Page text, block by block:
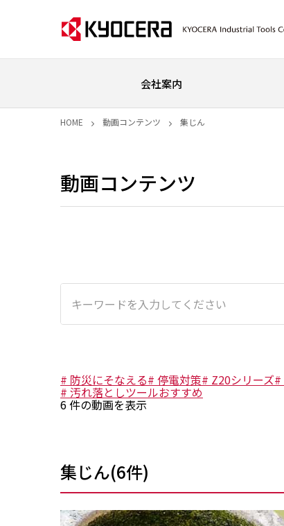
会社案内
HOME 動画コンテンツ 集じん
動画コンテンツ
# 防災にそなえる# 停電対策# Z20シリーズ#
# 汚れ落としツールおすすめ
6件の動画を表示
集じん(6件)